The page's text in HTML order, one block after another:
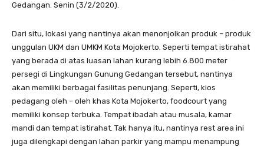
Gedangan. Senin (3/2/2020).
Dari situ, lokasi yang nantinya akan menonjolkan produk – produk
unggulan UKM dan UMKM Kota Mojokerto. Seperti tempat istirahat
yang berada di atas luasan lahan kurang lebih 6.800 meter
persegi di Lingkungan Gunung Gedangan tersebut, nantinya
akan memiliki berbagai fasilitas penunjang. Seperti, kios
pedagang oleh – oleh khas Kota Mojokerto, foodcourt yang
memiliki konsep terbuka. Tempat ibadah atau musala, kamar
mandi dan tempat istirahat. Tak hanya itu, nantinya rest area ini
juga dilengkapi dengan lahan parkir yang mampu menampung